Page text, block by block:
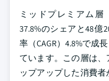
ミッドプレミアム層
37.8%のシェアと48億
率（CAGR）4.8%で成
ています。この層は
ップアップした消費